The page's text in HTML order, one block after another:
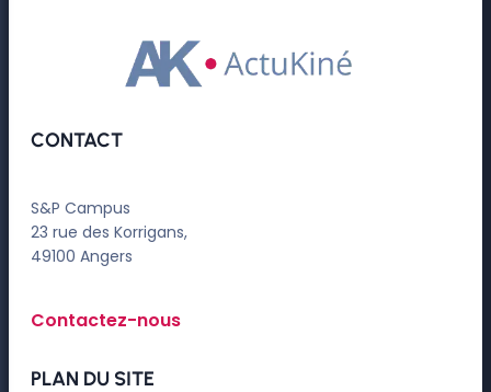
CONTACT
S&P Campus
23 rue des Korrigans,
49100 Angers
Contactez-nous
PLAN DU SITE